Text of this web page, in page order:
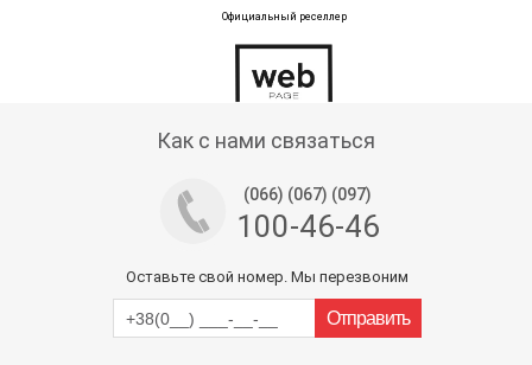
Официальный реселлер
Как с нами связаться
(066) (067) (097)
100-46-46
Оставьте свой номер. Мы перезвоним